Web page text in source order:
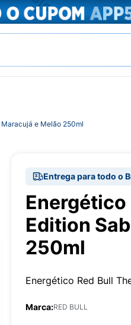
e Melão 250ml
Entrega para todo o
Energético
Edition
250ml
Energético Red Bull
Marca:RED BULL